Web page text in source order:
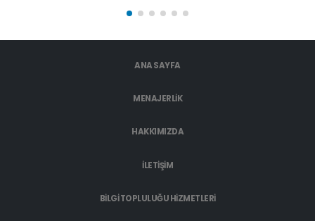
ANA SAYFA
MENAJERLIK
HAKKIMIZDA
İLETIŞIM
BILGI TOPLULUĞU HIZMETLERI